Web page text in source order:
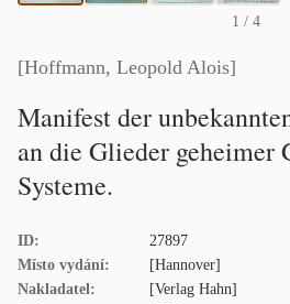
1 / 4
[Hoffmann, Leopold Alois]
Manifest der
an die Glieder geheimer
Systeme.
ID:
27897
Místo vydání:
[Hannover]
Nakladatel:
[Verlag Hahn]